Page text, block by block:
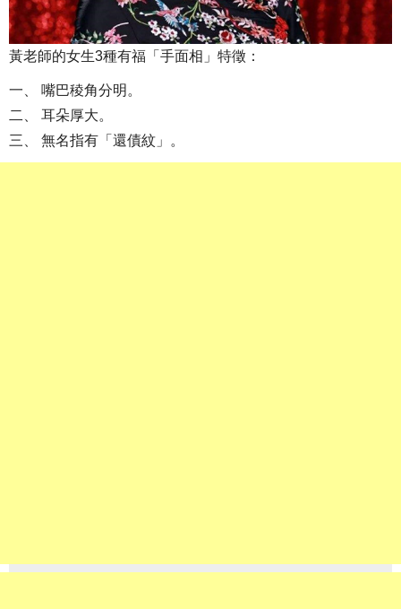
黃老師的女生3種有福「手面相」特徵：
一、 嘴巴稜角分明。
二、 耳朵厚大。
三、 無名指有「還債紋」。